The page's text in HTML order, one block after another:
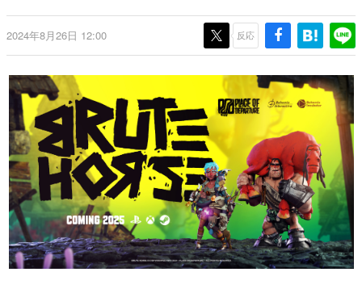
なんでゲームは面白い？
ゲーム開発者・hamatsu氏がゲームの魅力を画面や操作の
具体的な形から解き明かしていく、硬派で骨太な評論連載
「経験値」「裏技」「ラスボス」… ゲームにまつわる言葉
の起源や用法の変遷を、コンピューター文化史研究家・タ
イニーP氏が徹底調査。
カテゴリ
特集記事
マンガ
女性向け
2024年8月26日 12:00 反応